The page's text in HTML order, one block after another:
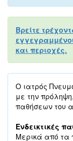
Βρείτε
και περιοχές.
Ο ιατρός
με την
παθήσεων του
Ενδεικτικές
Μερικά από τα